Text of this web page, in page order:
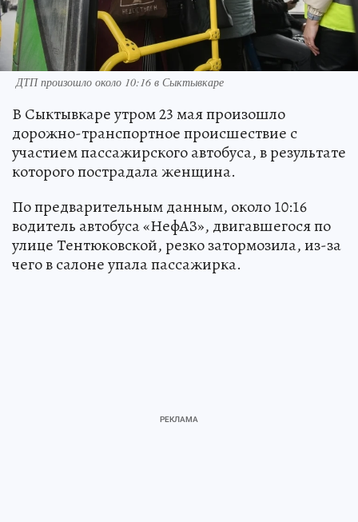
ДТП произошло около 10:16 в Сыктывкаре
В Сыктывкаре утром 23 мая произошло
дорожно-транспортное происшествие с
участием пассажирского автобуса, в результате
которого пострадала женщина.
По предварительным данным, около 10:16
водитель автобуса «НефАЗ», двигавшегося по
улице Тентюковской, резко затормозила, из-за
чего в салоне упала пассажирка.